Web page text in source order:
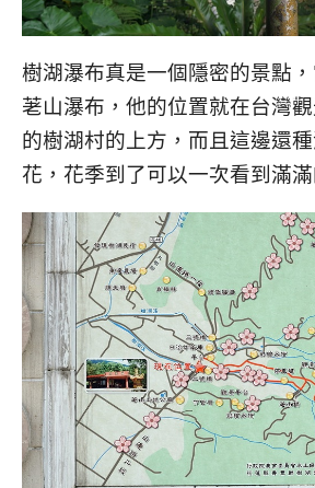
樹湖瀑布真是一個隱密的景點
荖山瀑布，他的位置就在台灣
的樹湖村的上方，而且這邊還
花，花季到了可以一次看到滿